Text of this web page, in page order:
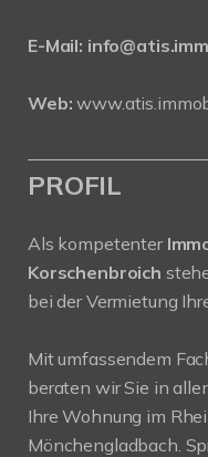
E-Mail:
Web:
PROFIL
Als kompetenter
Korschenbroich
bei der Vermietung
Mit umfassendem
beraten wir Sie in
Ihre Wohnung im
Mönchengladbach.